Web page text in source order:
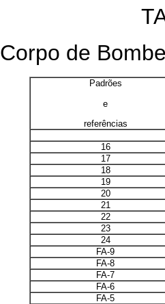
Corpo de
Padrões
e
referências
16
17
18
19
20
21
22
23
24
FA-9
FA-8
FA-7
FA-6
FA-5